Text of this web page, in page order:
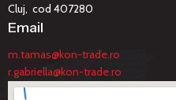
Cluj, cod 407280
Email
m.tamas@kon-trade.ro
r.gabriella@kon-trade.ro